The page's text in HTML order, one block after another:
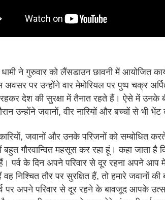
ने गुरुवार को लैंसडाउन छावनी में आयोजित
अवसर पर उन्होंने वार मेमोरियल पर पुष्प चक्र
देश की सुरक्षा में तैनात रहते हैं। ऐसे में उनके
उन्होंने जवानों, वीर नारियों और बच्चों से भी भेंट
जवानों और उनके परिजनों को सम्बोधित
गौरवान्वित महसूस कर रहा हूं। कहा जाता है कि
पर्व के दिन अपने परिवार से दूर रहना अपने आप में
वह निश्चित तौर पर सुरक्षित हैं, तो हमारे जवानों
पर अपने परिवार से दूर रहने के बावजूद आपके